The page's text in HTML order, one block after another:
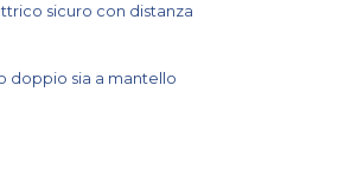
sicuro con distanza
doppio sia a mantello